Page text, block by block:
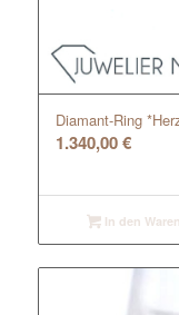
Diamant-Ring
1.340,00€
In den